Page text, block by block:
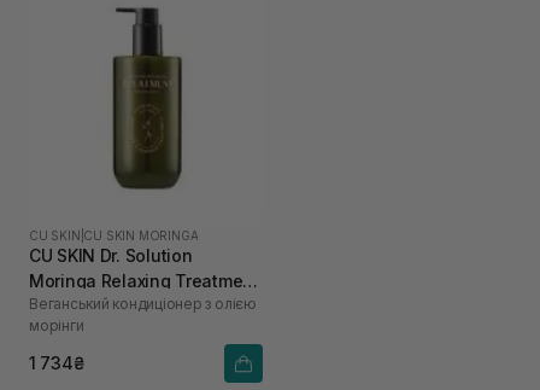
CU SKIN CU SKIN MORINGA
CU SKIN Dr. Solution
Moringa Relaxing Treatment
400 мл
Веганський кондиціонер з олією
морінги
1 734₴